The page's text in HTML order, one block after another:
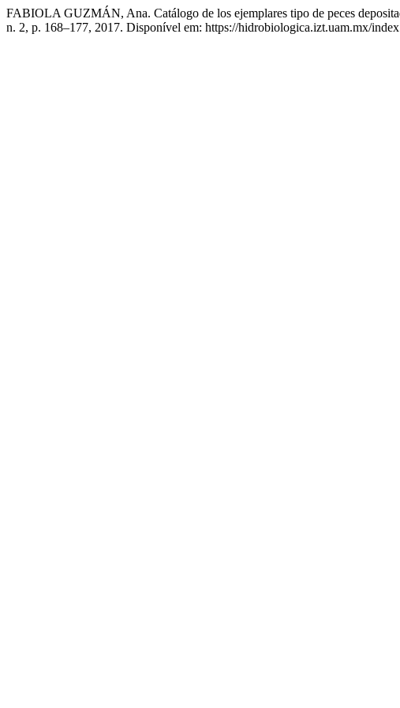
FABIOLA GUZMÁN, Ana. Catálogo de los ejemplares tipo de peces
n. 2, p. 168–177, 2017. Disponível em: https://hidrobiologica.izt.uam.mx/